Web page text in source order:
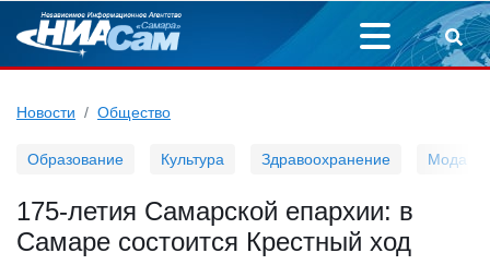
Новости Общество
Образование Культура Здравоохранение Мода
175-летия Самарской епархии: в
Самаре состоится Крестный ход